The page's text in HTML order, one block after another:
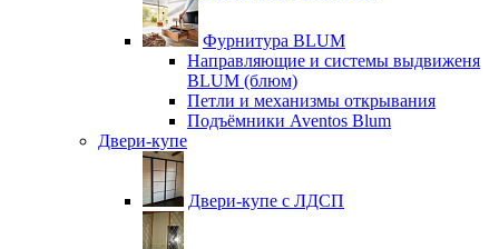
Фурнитура BLUM
Направляющие и системы выдвиженя
BLUM (блюм)
Петли и механизмы открывания
Подъёмники Aventos Blum
Двери-купе
Двери-купе с ЛДСП